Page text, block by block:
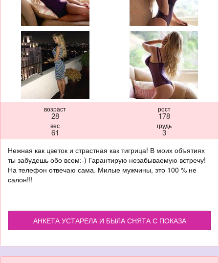
возраст
28
рост
178
вес
61
грудь
3
Нежная как цветок и страстная как тигрица! В моих объятиях
ты забудешь обо всем:-) Гарантирую незабываемую встречу!
На телефон отвечаю сама. Милые мужчины, это 100 % не
салон!!!
АНКЕТА УСТАРЕЛА И БЫЛА СНЯТА С ПОКАЗА